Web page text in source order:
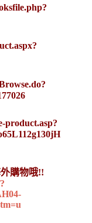
product.asp?
購物哦!!